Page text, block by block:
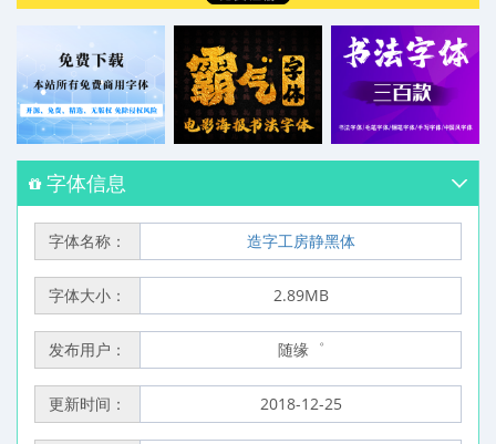
字体信息
字体名称： 造字工房静黑体
字体大小： 2.89MB
发布用户： 随缘゜
更新时间： 2018-12-25